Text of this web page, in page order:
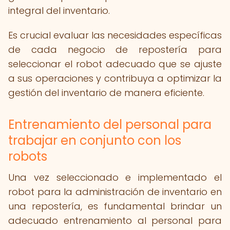
integral del inventario.
Es crucial evaluar las necesidades específicas
de cada negocio de repostería para
seleccionar el robot adecuado que se ajuste
a sus operaciones y contribuya a optimizar la
gestión del inventario de manera eficiente.
Entrenamiento del personal para
trabajar en conjunto con los
robots
Una vez seleccionado e implementado el
robot para la administración de inventario en
una repostería, es fundamental brindar un
adecuado entrenamiento al personal para